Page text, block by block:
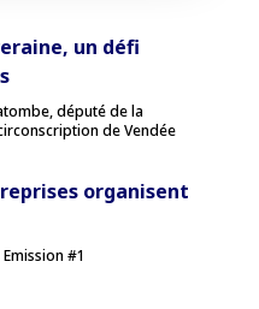
nos offres
un défi
député de la
de Vendée
organisent
#1